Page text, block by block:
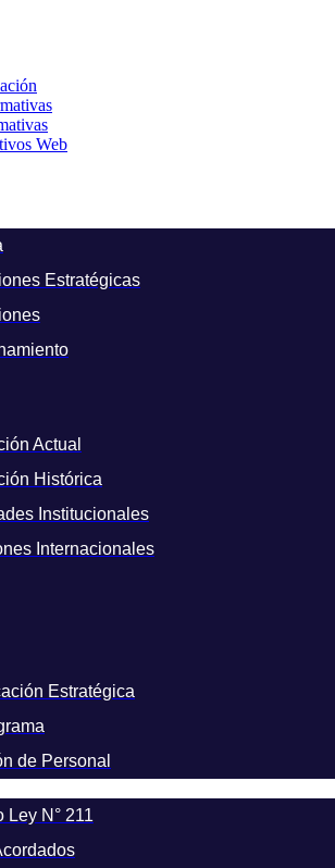
Web
Estratégicas
Actual
Histórica
Institucionales
Internacionales
Estratégica
de Personal
Ley N° 211